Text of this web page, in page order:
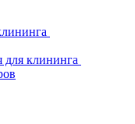
для клининга